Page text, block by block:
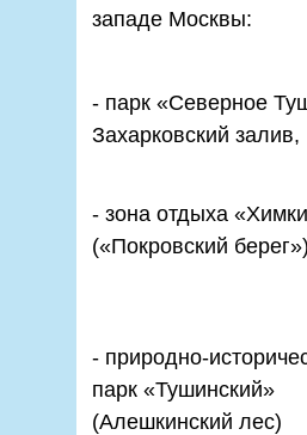
западе Москвы:
- парк «Северное
Захарковский залив,
- природно-
парк «Тушинский»
(Алешкинский лес)
- зона отдыха
(«Покровский берег»)